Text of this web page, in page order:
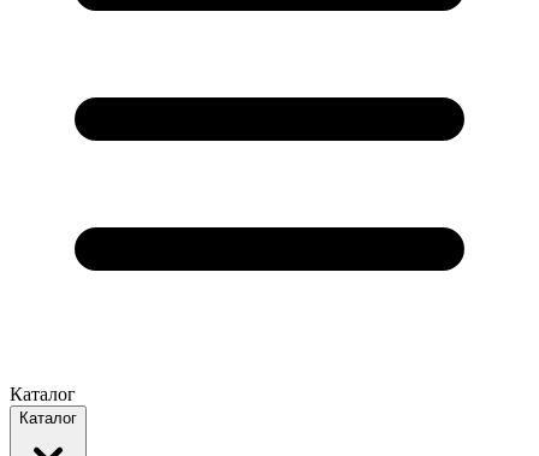
Каталог
Каталог